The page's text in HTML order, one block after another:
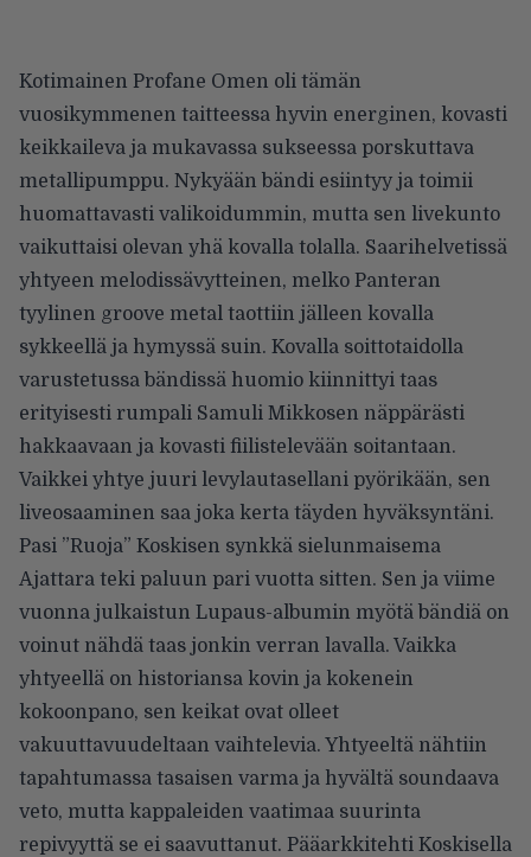
Kotimainen Profane Omen oli tämän
vuosikymmenen taitteessa hyvin energinen, kovasti
keikkaileva ja mukavassa sukseessa porskuttava
metallipumppu. Nykyään bändi esiintyy ja toimii
huomattavasti valikoidummin, mutta sen livekunto
vaikuttaisi olevan yhä kovalla tolalla. Saarihelvetissä
yhtyeen melodissävytteinen, melko Panteran
tyylinen groove metal taottiin jälleen kovalla
sykkeellä ja hymyssä suin. Kovalla soittotaidolla
varustetussa bändissä huomio kiinnittyi taas
erityisesti rumpali Samuli Mikkosen näppärästi
hakkaavaan ja kovasti fiilistelevään soitantaan.
Vaikkei yhtye juuri levylautasellani pyörikään, sen
liveosaaminen saa joka kerta täyden hyväksyntäni.
Pasi ”Ruoja” Koskisen synkkä sielunmaisema
Ajattara teki paluun pari vuotta sitten. Sen ja viime
vuonna julkaistun Lupaus-albumin myötä bändiä on
voinut nähdä taas jonkin verran lavalla. Vaikka
yhtyeellä on historiansa kovin ja kokenein
kokoonpano, sen keikat ovat olleet
vakuuttavuudeltaan vaihtelevia. Yhtyeeltä nähtiin
tapahtumassa tasaisen varma ja hyvältä soundaava
veto, mutta kappaleiden vaatimaa suurinta
repivyyttä se ei saavuttanut. Pääarkkitehti Koskisella